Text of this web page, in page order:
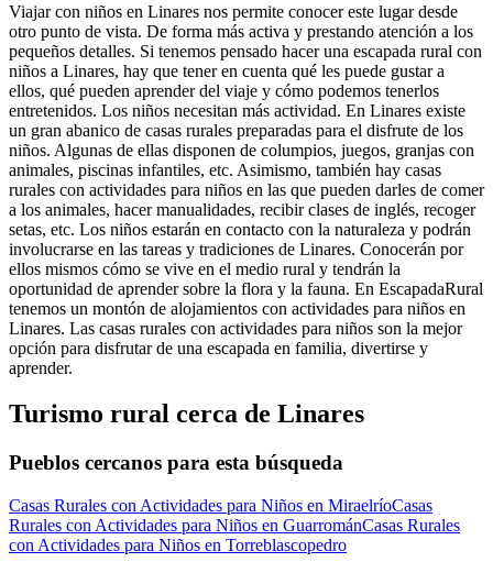
Viajar con niños en Linares nos permite conocer este lugar desde
otro punto de vista. De forma más activa y prestando atención a los
pequeños detalles. Si tenemos pensado hacer una escapada rural con
niños a Linares, hay que tener en cuenta qué les puede gustar a
ellos, qué pueden aprender del viaje y cómo podemos tenerlos
entretenidos. Los niños necesitan más actividad. En Linares existe
un gran abanico de casas rurales preparadas para el disfrute de los
niños. Algunas de ellas disponen de columpios, juegos, granjas con
animales, piscinas infantiles, etc. Asimismo, también hay casas
rurales con actividades para niños en las que pueden darles de comer
a los animales, hacer manualidades, recibir clases de inglés, recoger
setas, etc. Los niños estarán en contacto con la naturaleza y podrán
involucrarse en las tareas y tradiciones de Linares. Conocerán por
ellos mismos cómo se vive en el medio rural y tendrán la
oportunidad de aprender sobre la flora y la fauna. En EscapadaRural
tenemos un montón de alojamientos con actividades para niños en
Linares. Las casas rurales con actividades para niños son la mejor
opción para disfrutar de una escapada en familia, divertirse y
aprender.
Turismo rural cerca de Linares
Pueblos cercanos para esta búsqueda
Casas Rurales con Actividades para Niños en MiraelríoCasas
Rurales con Actividades para Niños en GuarrománCasas Rurales
con Actividades para Niños en Torreblascopedro